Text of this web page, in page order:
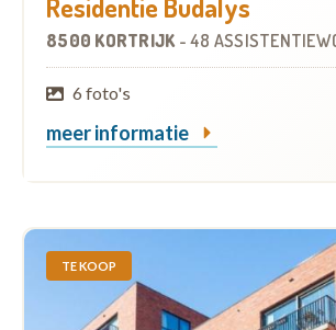
8500 KORTRIJK - 48
6 foto's
meer informatie
TE KOOP